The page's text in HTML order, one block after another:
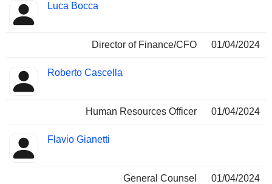
Luca Bocca
Director of Finance/CFO 01/04/2024
Roberto Cascella
Human Resources Officer 01/04/2024
Flavio Gianetti
General Counsel 01/04/2024